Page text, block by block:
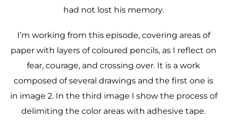
had not lost his memory.
I’m working from this episode, covering areas of
paper with layers of coloured pencils, as I reflect on
fear, courage, and crossing over. It is a work
composed of several drawings and the first one is
in image 2. In the third image I show the process of
delimiting the color areas with adhesive tape.